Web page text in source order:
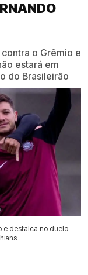
o Grêmio e
estará em
do Brasileirão
e desfalca no duelo